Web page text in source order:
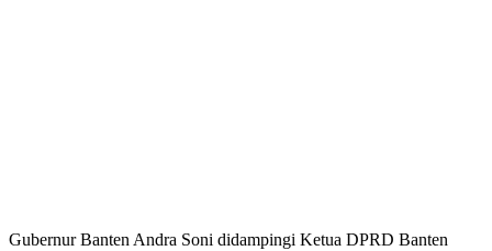
Gubernur Banten Andra Soni didampingi Ketua DPRD Banten